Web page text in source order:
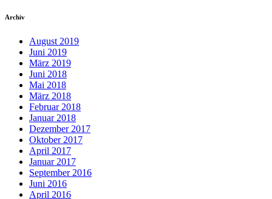
Archiv
August 2019
Juni 2019
März 2019
Juni 2018
Mai 2018
März 2018
Februar 2018
Januar 2018
Dezember 2017
Oktober 2017
April 2017
Januar 2017
September 2016
Juni 2016
April 2016